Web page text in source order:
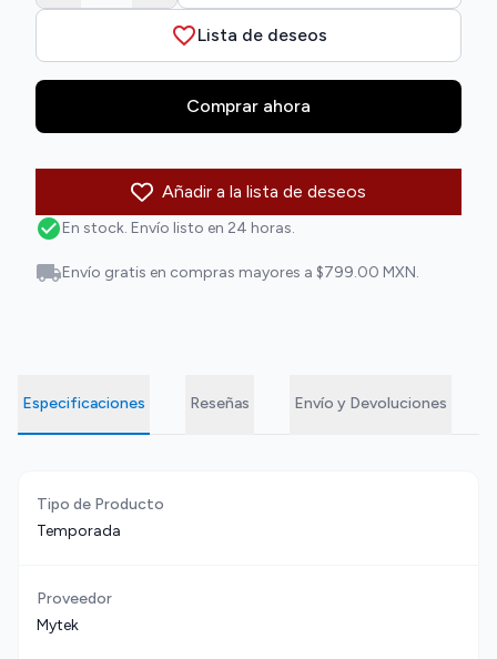
favorite_borderLista de deseos
Comprar ahora
Añadir a la lista de deseos
check_circleEn stock. Envío listo en 24 horas.
local_shippingEnvío gratis en compras mayores a $799.00 MXN.
Especificaciones Reseñas Envío y Devoluciones
Tipo de Producto
Temporada
Proveedor
Mytek